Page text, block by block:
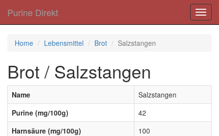
Purine Direkt
Home Lebensmittel Brot Salzstangen
Brot / Salzstangen
Name
Salzstangen
Purine (mg/100g)
42
Harnsäure (mg/100g)
100